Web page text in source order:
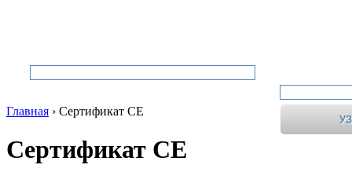
Главная › Сертификат СЕ
Сертификат СЕ